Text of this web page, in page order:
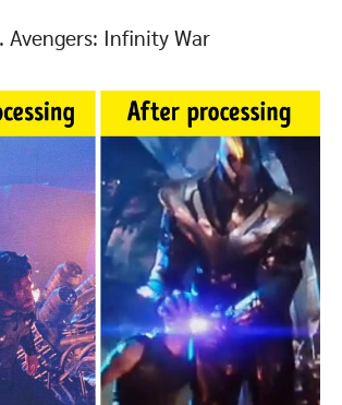
Avengers: Infinity War